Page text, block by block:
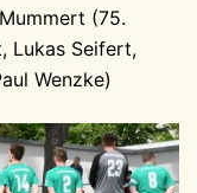
(75.
Lukas Seifert,
Wenzke)